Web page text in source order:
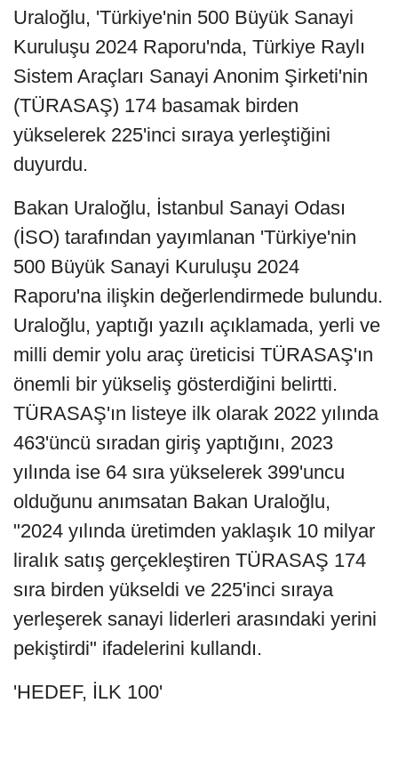
Uraloğlu, 'Türkiye'nin 500 Büyük Sanayi
Kuruluşu 2024 Raporu'nda, Türkiye Raylı
Sistem Araçları Sanayi Anonim Şirketi'nin
(TÜRASAŞ) 174 basamak birden
yükselerek 225'inci sıraya yerleştiğini
duyurdu.
Bakan Uraloğlu, İstanbul Sanayi Odası
(İSO) tarafından yayımlanan 'Türkiye'nin
500 Büyük Sanayi Kuruluşu 2024
Raporu'na ilişkin değerlendirmede bulundu.
Uraloğlu, yaptığı yazılı açıklamada, yerli ve
milli demir yolu araç üreticisi TÜRASAŞ'ın
önemli bir yükseliş gösterdiğini belirtti.
TÜRASAŞ'ın listeye ilk olarak 2022 yılında
463'üncü sıradan giriş yaptığını, 2023
yılında ise 64 sıra yükselerek 399'uncu
olduğunu anımsatan Bakan Uraloğlu,
"2024 yılında üretimden yaklaşık 10 milyar
liralık satış gerçekleştiren TÜRASAŞ 174
sıra birden yükseldi ve 225'inci sıraya
yerleşerek sanayi liderleri arasındaki yerini
pekiştirdi" ifadelerini kullandı.
'HEDEF, İLK 100'